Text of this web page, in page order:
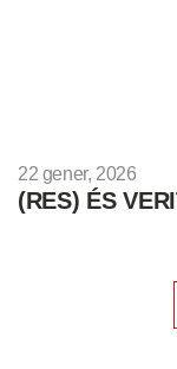
22 gener, 2026
(RES) ÉS